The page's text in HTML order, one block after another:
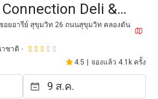
Deli &
ซอยอารีย์ สุขุมวิท 26 ถนนสุขุมวิท คลองตัน
ชาติ
4.5 จองแล้ว 4.1k ครั้ง